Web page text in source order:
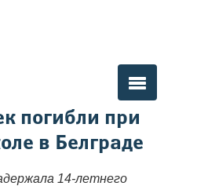
погибли при
в Белграде
14-летнего